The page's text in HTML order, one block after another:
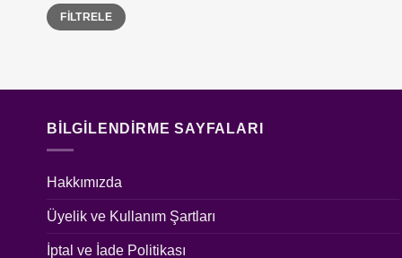
En
düşük
fiyat
En
yüksek
fiyat
FILTRELE
BILGILENDIRME SAYFALARI
Hakkımızda
Üyelik ve Kullanım Şartları
İptal ve İade Politikası